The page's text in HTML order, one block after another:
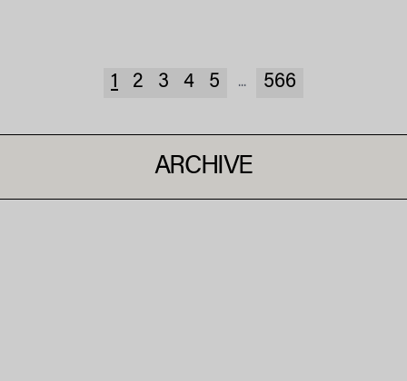
1 2 3 4 5 ... 566
ARCHIVE